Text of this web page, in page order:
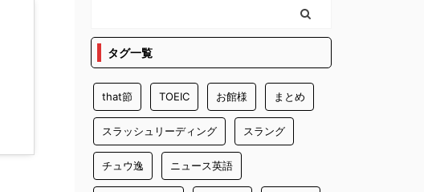
タグ一覧
that節 TOEIC お館様 まとめ
スラッシュリーディング スラング
チュウ逸 ニュース英語